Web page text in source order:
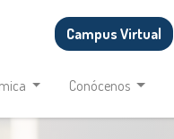
Campus Virtual
Conócenos